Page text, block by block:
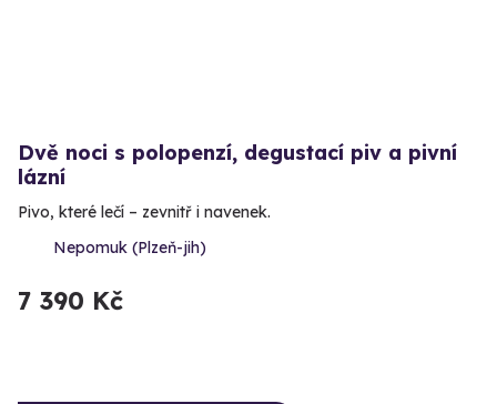
Dvě noci s polopenzí, degustací piv a pivní
lázní
Pivo, které lečí – zevnitř i navenek.
Nepomuk (Plzeň-jih)
7 390 Kč